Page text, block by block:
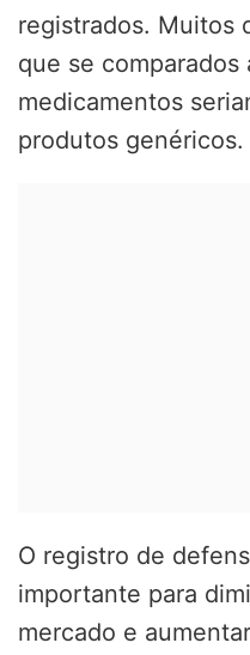
registrados. Muitos
que se
medicamentos
produtos genéricos.
O registro de
importante para
mercado e